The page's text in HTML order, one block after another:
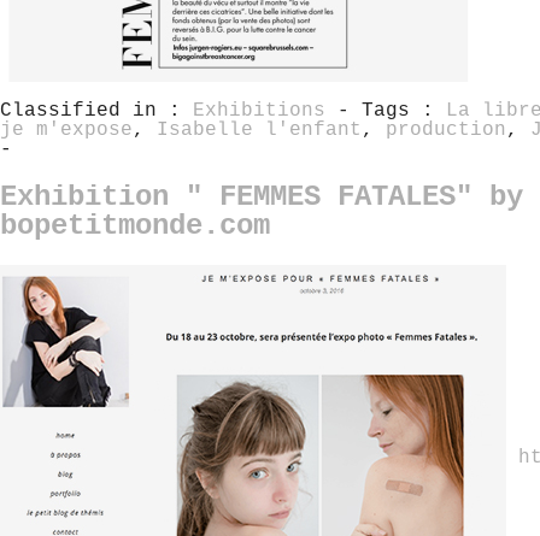
Classified in : Exhibitions - Tags :
La
je m'expose, Isabelle l'enfant , production ,
-
Exhibition " FEMMES FATALES"
bopetitmonde.com